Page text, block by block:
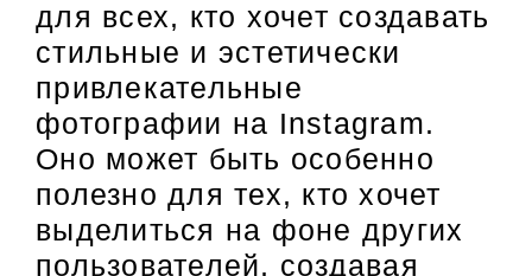
для всех, кто хочет создавать
стильные и эстетически
привлекательные
фотографии на Instagram.
Оно может быть особенно
полезно для тех, кто хочет
выделиться на фоне других
пользователей, создавая